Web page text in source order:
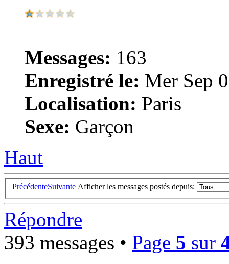
Messages: 163
Enregistré le: Mer Sep
Localisation: Paris
Sexe: Garçon
Haut
PrécédenteSuivante Afficher les messages postés depuis:
Répondre
393 messages • Page 5 sur